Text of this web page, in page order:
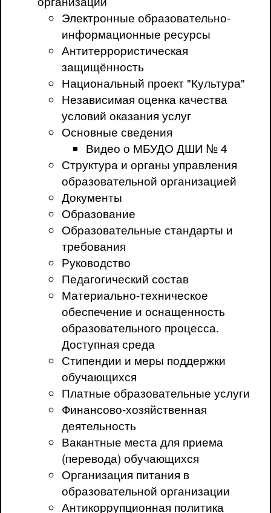
Электронные образовательно-
информационные ресурсы
Антитеррористическая
защищённость
Национальный проект "Культура"
Независимая оценка качества
условий оказания услуг
Основные сведения
Видео о МБУДО ДШИ № 4
Структура и органы управления
образовательной организацией
Документы
Образование
Образовательные стандарты и
требования
Руководство
Педагогический состав
Материально-техническое
обеспечение и оснащенность
образовательного процесса.
Доступная среда
Стипендии и меры поддержки
обучающихся
Платные образовательные услуги
Финансово-хозяйственная
деятельность
Вакантные места для приема
(перевода) обучающихся
Организация питания в
образовательной организации
Антикоррупционная политика